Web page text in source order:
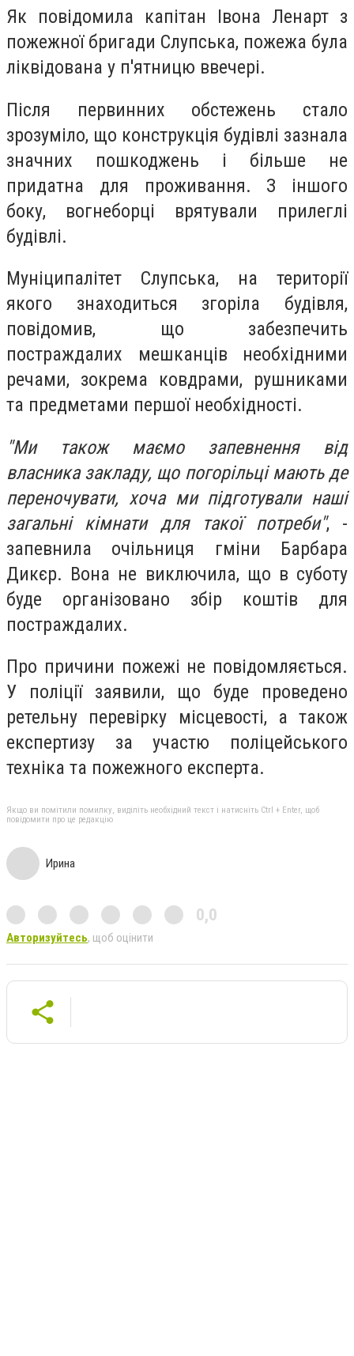
Як повідомила капітан Івона Ленарт з
пожежної бригади Слупська, пожежа була
ліквідована у п'ятницю ввечері.
Після первинних обстежень стало
зрозуміло, що конструкція будівлі зазнала
значних пошкоджень і більше не
придатна для проживання. З іншого
боку, вогнеборці врятували прилеглі
будівлі.
Муніципалітет Слупська, на території
якого знаходиться згоріла будівля,
повідомив, що забезпечить
постраждалих мешканців необхідними
речами, зокрема ковдрами, рушниками
та предметами першої необхідності.
"Ми також маємо запевнення від
власника закладу, що погорільці мають де
переночувати, хоча ми підготували наші
загальні кімнати для такої потреби", -
запевнила очільниця гміни Барбара
Дикєр. Вона не виключила, що в суботу
буде організовано збір коштів для
постраждалих.
Про причини пожежі не повідомляється.
У поліції заявили, що буде проведено
ретельну перевірку місцевості, а також
експертизу за участю поліцейського
техніка та пожежного експерта.
Якщо ви помітили помилку, виділіть необхідний текст і натисніть Ctrl + Enter, щоб
повідомити про це редакцію
Ирина
0,0
Авторизуйтесь, щоб оцінити